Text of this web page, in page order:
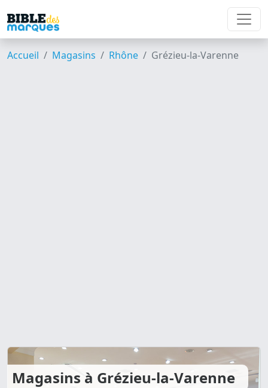
Accueil Magasins Rhône Grézieu-la-Varenne
Magasins à Grézieu-la-Varenne